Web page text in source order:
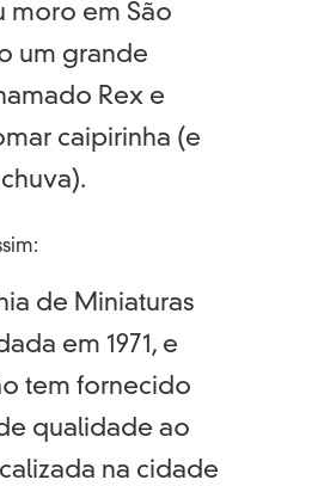
moro em São
um grande
Rex e
caipirinha (e
de Miniaturas
em 1971, e
tem fornecido
qualidade ao
na cidade